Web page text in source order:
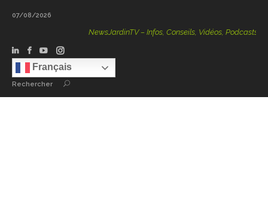
07/08/2026
NewsJardinTV – Infos, Conseils, Vidéos, Podcasts –
Français
Rechercher